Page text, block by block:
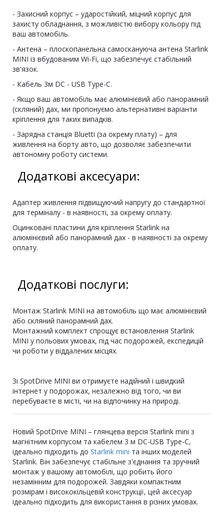
- Захисний корпус – ударостійкий, міцний корпус для
захисту обладнання, з можливістю вибору кольору під
ваш автомобіль.
- Антена – плоскопанельна самоскануюча антена Starlink
MINI із вбудованим Wi-Fi, що забезпечує стабільний
зв'язок.
- Кабель 3м DC - USB Тype-C.
- Якщо ваш автомобіль має алюмінієвий або панорамний
(скляний) дах, ми пропонуємо альтернативні варіанти
кріплення для таких випадків.
- Зарядна станція Bluetti (за окрему плату) – для
живлення на борту авто, що дозволяє забезпечити
автономну роботу системи.
Додаткові аксесуари:
Адаптер живлення підвищуючий напругу до стандартної
для терміналу - в наявності, за окрему оплату.
Оцинковані пластини для кріплення Starlink на
алюмінієвий або панорамний дах - в наявності за окрему
оплату.
Додаткові послуги:
Монтаж Starlink MINI на автомобіль що має алюмінієвий
або скляний панорамний дах.
Монтажний комплект спрощує встановлення Starlink
MINI у польових умовах, під час подорожей, експедицій
чи роботи у віддалених місцях.
Зі SpotDrive MINI ви отримуєте надійний і швидкий
інтернет у подорожах, незалежно від того, чи ви
перебуваєте в місті, чи на відпочинку на природі.
Новий SpotDrive MINI – глянцева версія Starlink mini з
магнітним корпусом та кабелем 3 м DC-USB Type-C,
ідеально підходить до Starlink mini та інших моделей
Starlink. Він забезпечує стабільне з'єднання та зручний
монтаж у вашому автомобілі, що робить його
незамінним для подорожей. Завдяки компактним
розмірам і висококільцевій конструкції, цей аксесуар
ідеально підходить для використання в різних умовах.